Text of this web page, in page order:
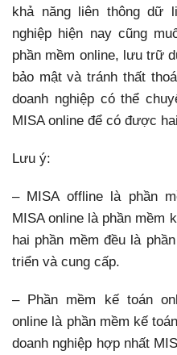
khả năng liên thông dữ
nghiệp hiện nay cũng
phần mềm online, lưu trữ
bảo mật và tránh thất
doanh nghiệp có thể
MISA online để có được
Lưu ý:
– MISA offline là phần
MISA online là phần mềm
hai phần mềm đều là
triển và cung cấp.
– Phần mềm kế toán
online là phần mềm kế
doanh nghiệp hợp nhất